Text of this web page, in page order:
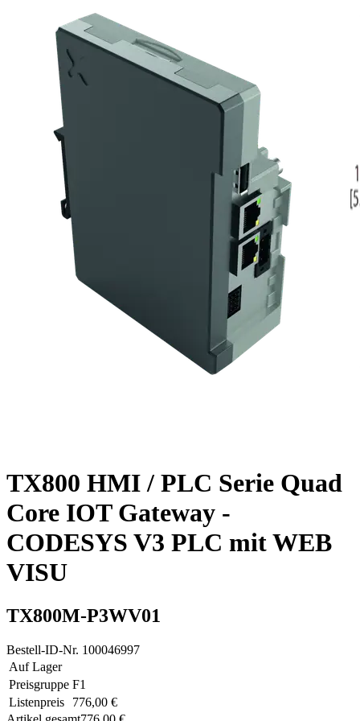
TX800 HMI / PLC Serie Quad
Core IOT Gateway -
CODESYS V3 PLC mit WEB
VISU
TX800M-P3WV01
Bestell-ID-Nr. 100046997
Auf Lager
Preisgruppe F1
Listenpreis
776,00 €